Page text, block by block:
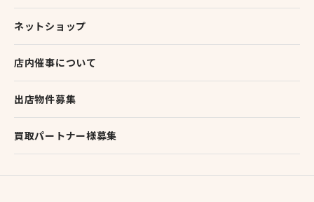
ネットショップ
店内催事について
出店物件募集
買取パートナー様募集